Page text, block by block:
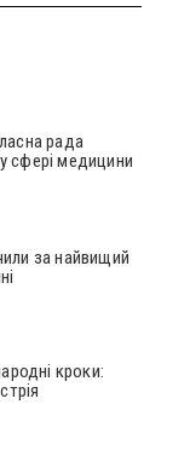
рада
сфері медицини
за найвищий
кроки: